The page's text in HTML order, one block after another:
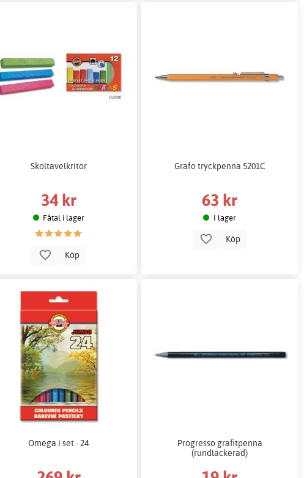
Skoltavelkritor
34 kr
Fåtal i lager
Köp
Grafo tryckpenna 5201C
63 kr
I lager
Köp
Omega i set - 24
Progresso grafitpenna
(rundlackerad)